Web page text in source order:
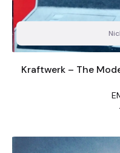
Kraftwerk ‎– The